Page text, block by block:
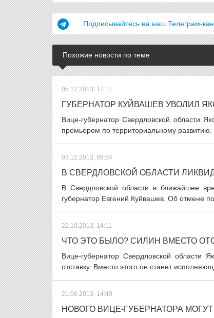
Подписывайтесь на наш Телеграм-
Похожие новости по теме
05.12.2013, 17:11
ГУБЕРНАТОР КУЙВАШЕВ УВОЛИЛ
Вице-губернатор Свердловской области
премьером по территориальному
03.12.2013, 09:54
В СВЕРДЛОВСКОЙ ОБЛАСТИ
В Свердловской области в ближайшее
губернатор Евгений Куйвашев. Об отмене
22.10.2013, 14:11
ЧТО ЭТО БЫЛО? СИЛИН ВМЕСТО
Вице-губернатор Свердловской
отставку. Вместо этого он станет
21.06.2013, 14:40
НОВОГО ВИЦЕ-ГУБЕРНАТОРА